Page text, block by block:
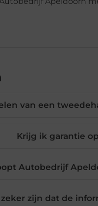
van een
Krijg ik garantie
Autobedrijf
zijn dat de